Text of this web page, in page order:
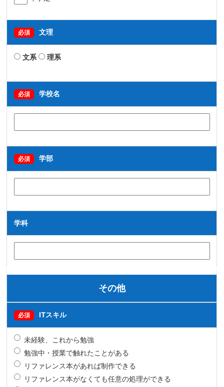
必須 文理
文系 理系
必須 学校名
必須 学部
学科
その他
必須 ITスキル
未経験、これから勉強
勉強中・授業で触れたことがある
リファレンス本があれば制作できる
リファレンス本がなくても任意の処理ができる